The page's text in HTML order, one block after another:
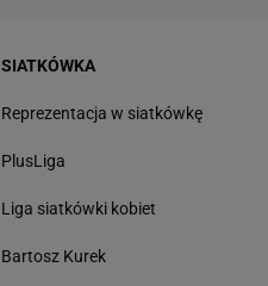
SIATKÓWKA
Reprezentacja w siatkówkę
PlusLiga
Liga siatkówki kobiet
Bartosz Kurek